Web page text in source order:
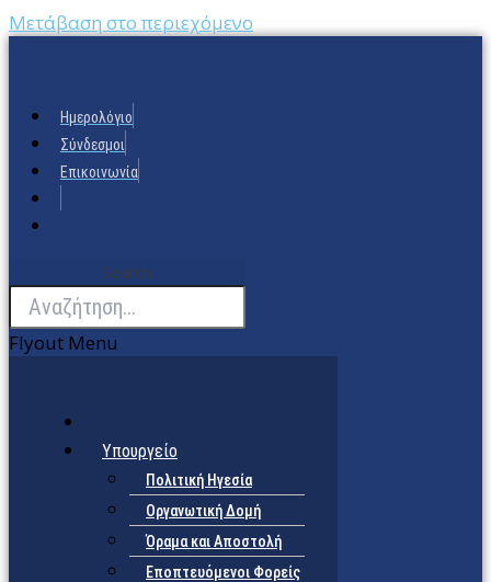
Μετάβαση στο περιεχόμενο
Ημερολόγιο
Σύνδεσμοι
Επικοινωνία
Search
Flyout Menu
Υπουργείο
Πολιτική Ηγεσία
Οργανωτική Δομή
Όραμα και Αποστολή
Εποπτευόμενοι Φορείς